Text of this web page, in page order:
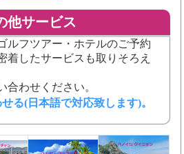
他サービス
ルフツアー・ホテルのご予約
着したサービスも取りそろえ
合わせください。
る(日本語で対応致します)。